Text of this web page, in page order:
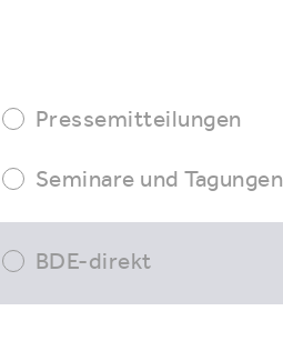
Pressemitteilungen
Seminare und Tagungen
BDE-direkt